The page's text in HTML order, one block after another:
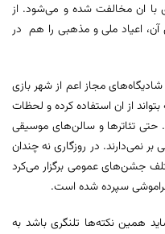
با ان مخالفت شده و می‌شود. از
اعیاد ملی و مذهبی را هم در
مجاز اعم از شهر بازی
از ان استفاده کرده و لحظات
تئاترها و سالن‌های موسیقی
نمی‌دارند. در روزگاری نه چندان
جشن‌های عمومی برگزار می‌کرد
سپرده شده است.
همین نکته‌ها تلنگری باشد به